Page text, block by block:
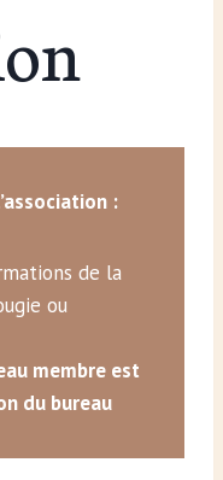
:
de la
ou
membre est
du bureau